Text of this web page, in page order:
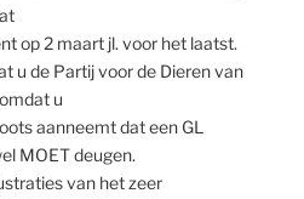
op 2 maart jl. voor het laatst.
u de Partij voor de Dieren van
u
aanneemt dat een GL
MOET deugen.
van het zeer